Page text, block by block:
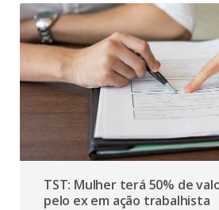
TST: Mulher terá 50% de
pelo ex em ação trabalhista